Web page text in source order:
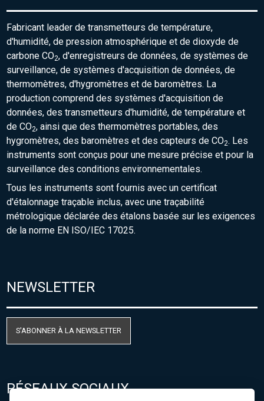
Fabricant leader de transmetteurs de température,
d'humidité, de pression atmosphérique et de dioxyde de
carbone CO2, d'enregistreurs de données, de systèmes de
surveillance, de systèmes d'acquisition de données, de
thermomètres, d'hygromètres et de baromètres. La
production comprend des systèmes d'acquisition de
données, des transmetteurs d'humidité, de température et
de CO2, ainsi que des thermomètres portables, des
hygromètres, des baromètres et des capteurs de CO2. Les
instruments sont conçus pour une mesure précise et pour la
surveillance des conditions environnementales.
Tous les instruments sont fournis avec un certificat
d'étalonnage traçable inclus, avec une traçabilité
métrologique déclarée des étalons basée sur les exigences
de la norme EN ISO/IEC 17025.
NEWSLETTER
S'ABONNER À LA NEWSLETTER
RÉSEAUX SOCIAUX